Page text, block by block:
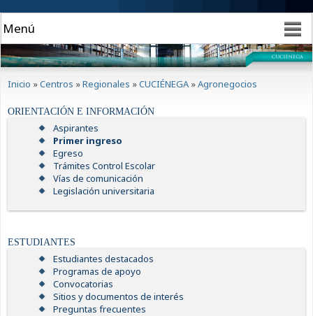
Inicio »Centros »Regionales »CUCIÉNEGA »Agronegocios
ORIENTACIÓN E INFORMACIÓN
Aspirantes
Primer ingreso
Egreso
Trámites Control Escolar
Vías de comunicación
Legislación universitaria
ESTUDIANTES
Estudiantes destacados
Programas de apoyo
Convocatorias
Sitios y documentos de interés
Preguntas frecuentes